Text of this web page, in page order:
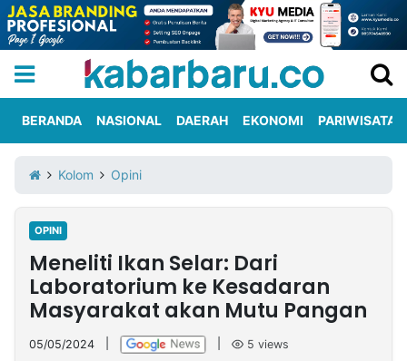
Iklan
Berita
Kami
Nasional
International
Olahraga
Entertainment
Daerah
Pariwisata
Kuliner
Kolom
Network
BERANDA NASIONAL DAERAH EKONOMI PARIWISATA
Kolom Opini
OPINI
Meneliti Ikan Selar: Dari
Laboratorium ke Kesadaran
Masyarakat akan Mutu Pangan
05/05/2024 5 views